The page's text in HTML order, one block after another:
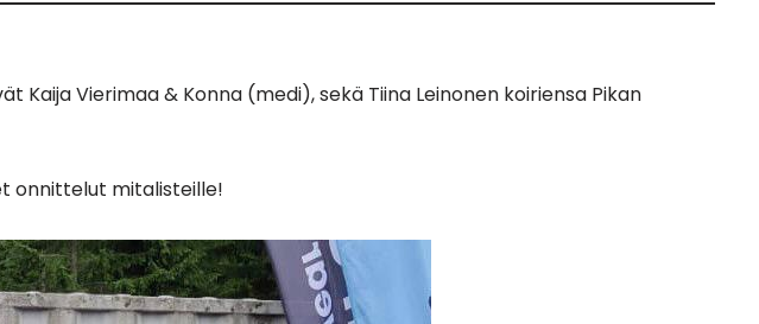
Kaija Vierimaa & Konna (medi), sekä Tiina Leinonen koiriensa Pikan
onnittelut mitalisteille!